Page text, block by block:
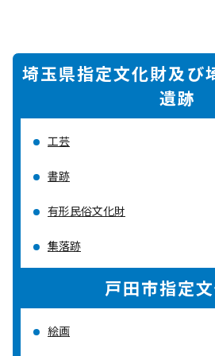
埼玉県指定文化財及び
遺跡
工芸
書跡
有形民俗文化財
集落跡
戸田市指定
絵画